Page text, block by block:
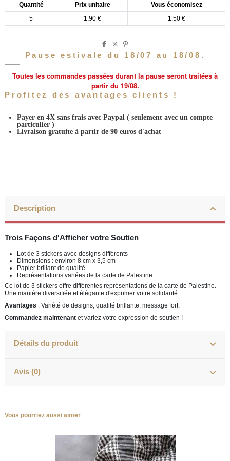
Quantité Prix unitaire
Vous économisez
5
1,90 € 1,50 €
Pause estivale du 18/07 au 18/08.
Toutes les commandes passées durant la pause seront traitées à
partir du 19/08.
Profitez des avantages clients !
Payer en 4X sans frais avec Paypal ( seulement avec un compte
particulier )
Livraison gratuite à partir de 90 euros d'achat
Description
Trois Façons d'Afficher votre Soutien
Lot de 3 stickers avec designs différents
Dimensions : environ 8 cm x 3,5 cm
Papier brillant de qualité
Représentations variées de la carte de Palestine
Ce lot de 3 stickers offre différentes représentations de la carte de Palestine.
Une manière diversifiée et élégante d'exprimer votre solidarité.
Avantages : Variété de designs, qualité brillante, message fort.
Commandez maintenant et variez votre expression de soutien !
Détails du produit
Avis (0)
Vous pourriez aussi aimer